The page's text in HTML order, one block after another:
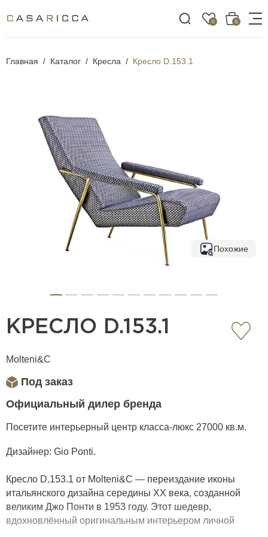
0 0
Главная Каталог Кресла Кресло D.153.1
Похожие
КРЕСЛО D.153.1
Molteni&C
Под заказ
Официальный дилер бренда
Посетите интерьерный центр класса-люкс 27000 кв.м.
Дизайнер: Gio Ponti.
Кресло D.153.1 от Molteni&C — переиздание иконы
итальянского дизайна середины XX века, созданной
великим Джо Понти в 1953 году. Этот шедевр,
вдохновлённый оригинальным интерьером личной